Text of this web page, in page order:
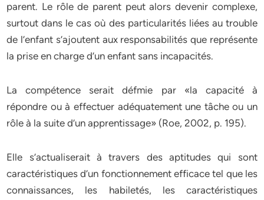
parent. Le rôle de parent peut alors devenir complexe,
surtout dans le cas où des particularités liées au trouble
de l’enfant s’ajoutent aux responsabilités que représente
la prise en charge d’un enfant sans incapacités.
La compétence serait défmie par «la capacité à
répondre ou à effectuer adéquatement une tâche ou un
rôle à la suite d’un apprentissage» (Roe, 2002, p. 195).
Elle s’actualiserait à travers des aptitudes qui sont
caractéristiques d’un fonctionnement efficace tel que les
connaissances, les habiletés, les caractéristiques